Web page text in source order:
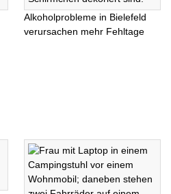
Alkoholprobleme in Bielefeld
verursachen mehr Fehltage